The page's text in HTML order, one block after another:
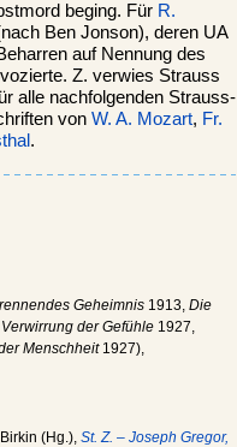
beging. Für R.
Ben Jonson), deren UA
auf Nennung des
Z. verwies Strauss
alle nachfolgenden Strauss-
von W. A. Mozart, Fr.
.
Geheimnis 1913, Die
Verwirrung der Gefühle 1927,
Menschheit 1927),
(Hg.), St. Z. – Joseph Gregor,